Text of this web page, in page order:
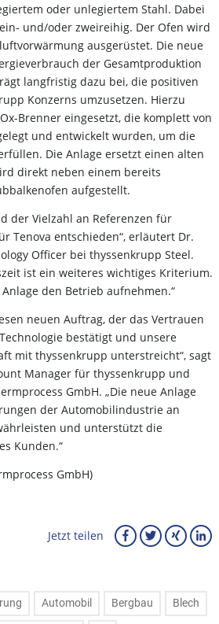
oder unlegiertem Stahl. Dabei
und/oder zweireihig. Der Ofen wird
ausgerüstet. Die neue
der Gesamtproduktion
langfristig dazu bei, die positiven
Konzerns umzusetzen. Hierzu
Brenner eingesetzt, die komplett von
und entwickelt wurden, um die
Die Anlage ersetzt einen alten
direkt neben einem bereits
aufgestellt.
der Vielzahl an Referenzen für
Tenova entschieden“, erläutert Dr.
Officer bei thyssenkrupp Steel.
ist ein weiteres wichtiges Kriterium.
den Betrieb aufnehmen.“
neuen Auftrag, der das Vertrauen
bestätigt und unsere
mit thyssenkrupp unterstreicht“, sagt
Manager für thyssenkrupp und
GmbH. „Die neue Anlage
der Automobilindustrie an
und unterstützt die
Kunden.“
GmbH)
Jetzt teilen
Automobil Bergbau Blech